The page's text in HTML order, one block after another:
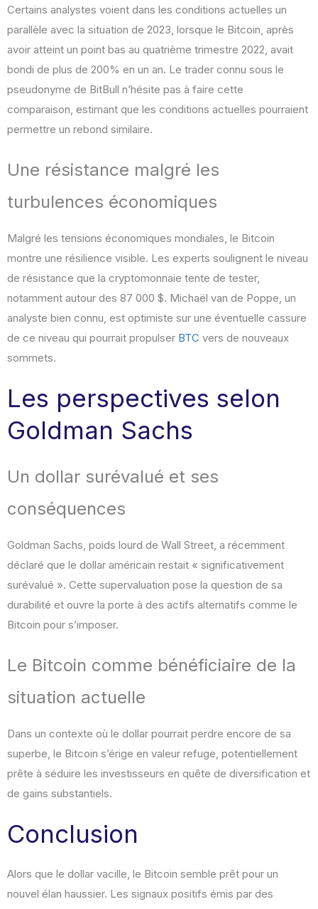
Certains analystes voient dans les conditions actuelles un
parallèle avec la situation de 2023, lorsque le Bitcoin, après
avoir atteint un point bas au quatrième trimestre 2022, avait
bondi de plus de 200% en un an. Le trader connu sous le
pseudonyme de BitBull n’hésite pas à faire cette
comparaison, estimant que les conditions actuelles pourraient
permettre un rebond similaire.
Une résistance malgré les
turbulences économiques
Malgré les tensions économiques mondiales, le Bitcoin
montre une résilience visible. Les experts soulignent le niveau
de résistance que la cryptomonnaie tente de tester,
notamment autour des 87 000 $. Michaël van de Poppe, un
analyste bien connu, est optimiste sur une éventuelle cassure
de ce niveau qui pourrait propulser BTC vers de nouveaux
sommets.
Les perspectives selon
Goldman Sachs
Un dollar surévalué et ses
conséquences
Goldman Sachs, poids lourd de Wall Street, a récemment
déclaré que le dollar américain restait « significativement
surévalué ». Cette supervaluation pose la question de sa
durabilité et ouvre la porte à des actifs alternatifs comme le
Bitcoin pour s’imposer.
Le Bitcoin comme bénéficiaire de la
situation actuelle
Dans un contexte où le dollar pourrait perdre encore de sa
superbe, le Bitcoin s’érige en valeur refuge, potentiellement
prête à séduire les investisseurs en quête de diversification et
de gains substantiels.
Conclusion
Alors que le dollar vacille, le Bitcoin semble prêt pour un
nouvel élan haussier. Les signaux positifs émis par des